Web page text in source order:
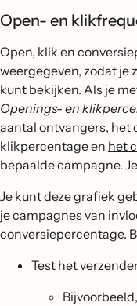
Open- en
Open, klik en
weergegeven, zodat je
kunt bekijken. Als je
Openings- en
aantal ontvangers, het
klikpercentage en het
bepaalde campagne.
Je kunt deze grafiek
je campagnes van
conversiepercentage.
Test het